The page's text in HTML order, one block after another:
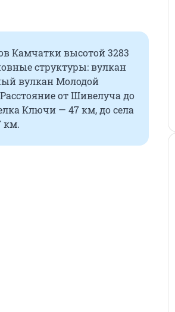
Камчатки высотой 3283
структуры: вулкан
вулкан Молодой
от Шивелуча до
Ключи — 47 км, до села
км.